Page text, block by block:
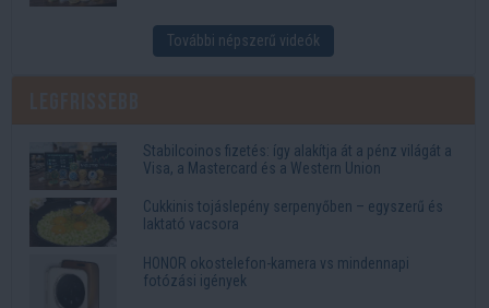
További népszerű videók
Stabilcoinos fizetés: így alakítja át a pénz világát a
Visa, a Mastercard és a Western Union
Cukkinis tojáslepény serpenyőben – egyszerű és
laktató vacsora
HONOR okostelefon-kamera vs mindennapi
fotózási igények